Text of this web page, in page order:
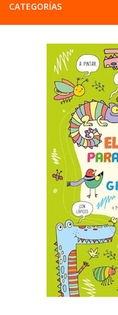
CATEGORÍAS